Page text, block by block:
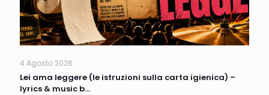
4 Agosto 2026
Lei ama leggere (le istruzioni sulla carta igienica) –
lyrics & music b…